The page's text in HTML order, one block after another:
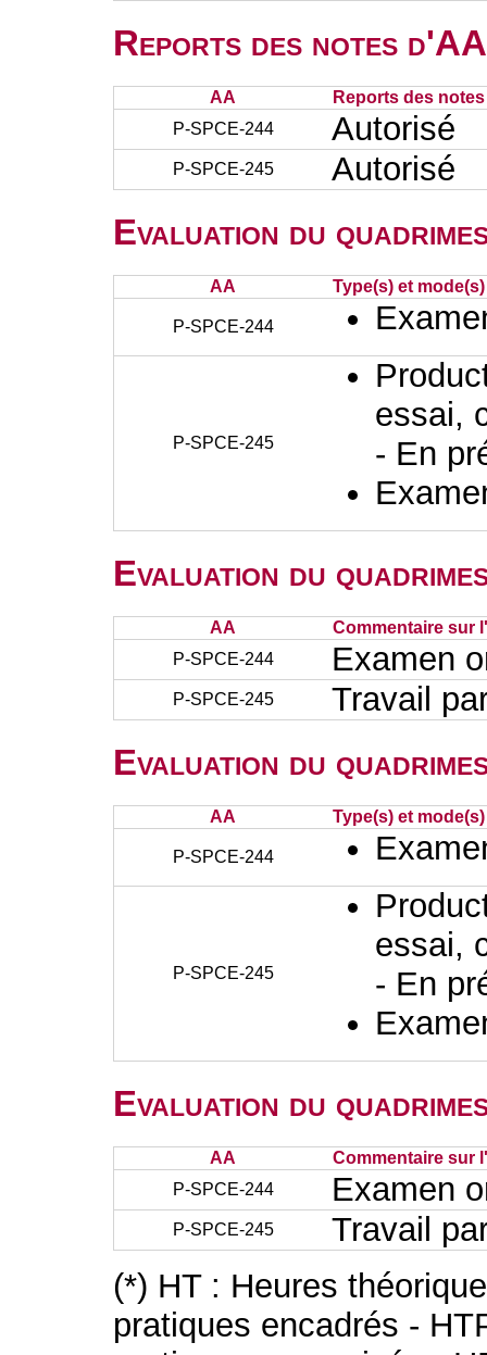
Reports des notes
AA
Reports des
P-SPCE-244
Autorisé
P-SPCE-245 Autorisé
Evaluation du
AA Type(s) et
P-SPCE-244
P-SPCE-245
essai,
- En
Evaluation du
AA
Commentaire sur
P-SPCE-244
Examen
P-SPCE-245 Travail
Evaluation du
AA Type(s) et
P-SPCE-244
P-SPCE-245
essai,
- En
Evaluation du
AA
Commentaire sur
P-SPCE-244
Examen
P-SPCE-245
Travail
(*) HT : Heures
pratiques encadrés -